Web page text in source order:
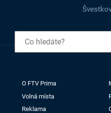
O FTV Prima
Volná místa
Reklama